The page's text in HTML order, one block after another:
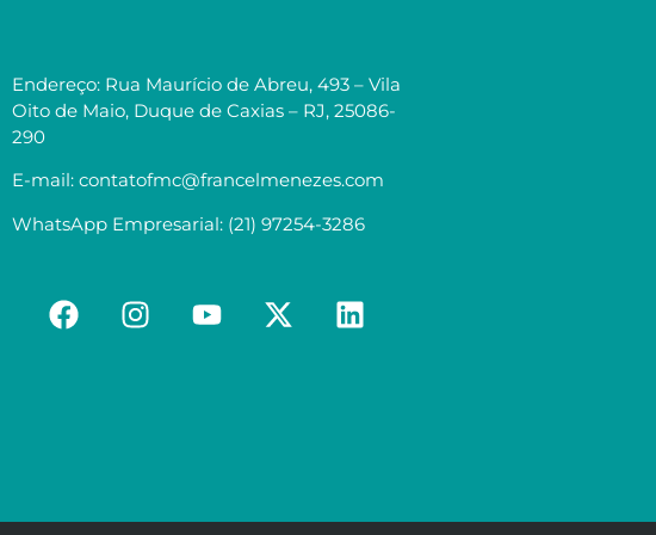
Endereço: Rua Maurício de Abreu, 493 – Vila
Oito de Maio, Duque de Caxias – RJ, 25086-
290
E-mail: contatofmc@francelmenezes.com
WhatsApp Empresarial: (21) 97254-3286